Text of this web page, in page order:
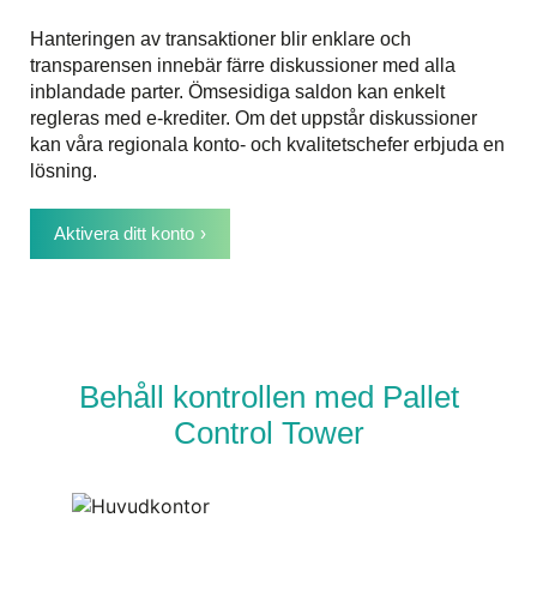
Hanteringen av transaktioner blir enklare och
transparensen innebär färre diskussioner med alla
inblandade parter. Ömsesidiga saldon kan enkelt
regleras med e-krediter. Om det uppstår diskussioner
kan våra regionala konto- och kvalitetschefer erbjuda en
lösning.
Aktivera ditt konto
Behåll kontrollen med Pallet
Control Tower